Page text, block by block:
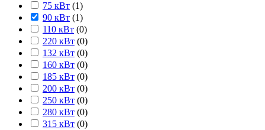
75 кВт (1)
90 кВт (1)
110 кВт (0)
220 кВт (0)
132 кВт (0)
160 кВт (0)
185 кВт (0)
200 кВт (0)
250 кВт (0)
280 кВт (0)
315 кВт (0)